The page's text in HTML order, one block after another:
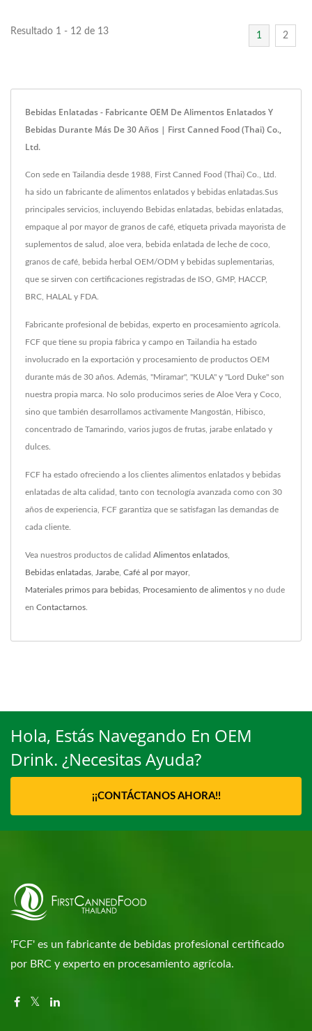
Resultado 1 - 12 de 13 1 2
Bebidas Enlatadas - Fabricante OEM De Alimentos Enlatados Y
Bebidas Durante Más De 30 Años | First Canned Food (Thai) Co.,
Ltd.
Con sede en Tailandia desde 1988, First Canned Food (Thai) Co., Ltd.
ha sido un fabricante de alimentos enlatados y bebidas enlatadas.Sus
principales servicios, incluyendo Bebidas enlatadas, bebidas enlatadas,
empaque al por mayor de granos de café, etiqueta privada mayorista de
suplementos de salud, aloe vera, bebida enlatada de leche de coco,
granos de café, bebida herbal OEM/ODM y bebidas suplementarias,
que se sirven con certificaciones registradas de ISO, GMP, HACCP,
BRC, HALAL y FDA.
Fabricante profesional de bebidas, experto en procesamiento agrícola.
FCF que tiene su propia fábrica y campo en Tailandia ha estado
involucrado en la exportación y procesamiento de productos OEM
durante más de 30 años. Además, "Miramar", "KULA" y "Lord Duke" son
nuestra propia marca. No solo producimos series de Aloe Vera y Coco,
sino que también desarrollamos activamente Mangostán, Hibisco,
concentrado de Tamarindo, varios jugos de frutas, jarabe enlatado y
dulces.
FCF ha estado ofreciendo a los clientes alimentos enlatados y bebidas
enlatadas de alta calidad, tanto con tecnología avanzada como con 30
años de experiencia, FCF garantiza que se satisfagan las demandas de
cada cliente.
Vea nuestros productos de calidad Alimentos enlatados
Bebidas enlatadas Jarabe Café al por mayor,
Materiales primos para bebidas Procesamiento de alimentos y no dude
en Contactarnos
Hola, Estás Navegando En OEM
Drink. ¿Necesitas Ayuda?
¡¡CONTÁCTANOS AHORA!!
'FCF' es un fabricante de bebidas profesional certificado
por BRC y experto en procesamiento agrícola.